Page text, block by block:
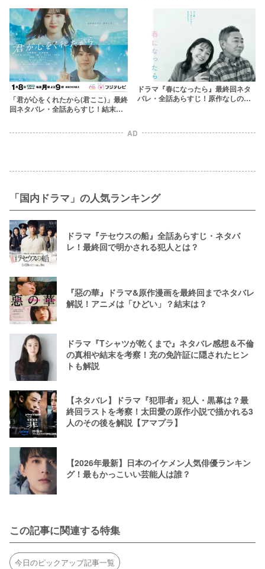
「君が心をくれたから(君ここ)」最終
回ネタバレ・全話あらすじ！結末は
ドラマ『春になったら』最終回ネタ
バレ・全話あらすじ！原作なしの結
AD
「国内ドラマ」の人気ランキング
ドラマ『テセウスの船』全話あらすじ・ネタバ
レ！最終回で明かされる犯人とは？
『惡の華』ドラマ&原作漫画を最終回までネタバレ
解説！アニメは「ひどい」？結末は？
ドラマ『Tシャツが乾くまで』ネタバレ感想＆不倫
の真相や結末を考察！充の免許証に隠されたヒン
トも解説
【ネタバレ】ドラマ『犯罪者』犯人・黒幕は？最
終回ラストを考察！太田愛の原作小説で描かれる3
人のその後を解説【アマプラ】
【2026年最新】日本のイケメン人気俳優ランキン
グ！最もかっこいい芸能人は誰？
この記事に関連する特集
今日のピックアップ記事一覧